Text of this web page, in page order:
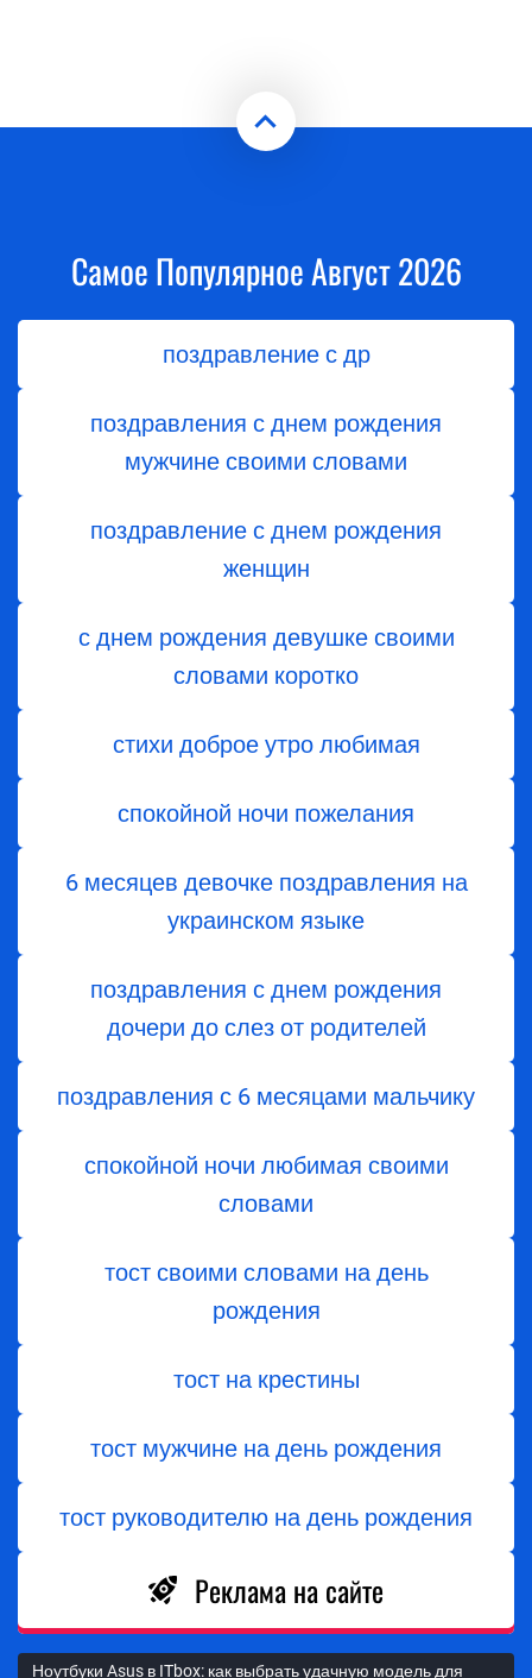
Самое Популярное Август 2026
поздравление с др
поздравления с днем рождения
мужчине своими словами
поздравление с днем рождения
женщин
с днем рождения девушке своими
словами коротко
стихи доброе утро любимая
спокойной ночи пожелания
6 месяцев девочке поздравления на
украинском языке
поздравления с днем ​​рождения
дочери до слез от родителей
поздравления с 6 месяцами мальчику
спокойной ночи любимая своими
словами
тост своими словами на день
рождения
тост на крестины
тост мужчине на день рождения
тост руководителю на день рождения
Реклама на сайте
Ноутбуки Asus в ITbox: как выбрать удачную модель для